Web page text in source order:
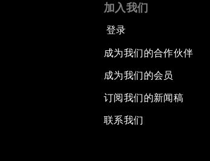
加入我们
登录
成为我们的合作伙伴
成为我们的会员
订阅我们的新闻稿
联系我们